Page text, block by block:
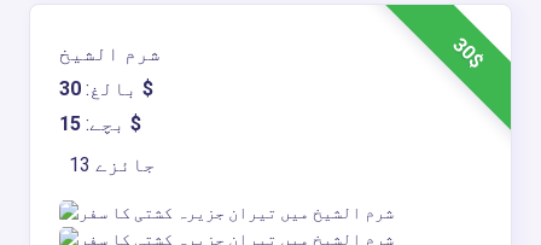
30$
شرم الشیخ
بالغ: 30$
بچے: 15$
13 جائزے